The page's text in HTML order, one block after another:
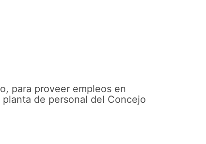
para proveer empleos en
de personal del Concejo